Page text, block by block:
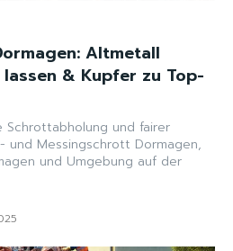
Altmetall
& Kupfer zu Top-
Schrottabholung und fairer
und Messingschrott Dormagen,
und Umgebung auf der